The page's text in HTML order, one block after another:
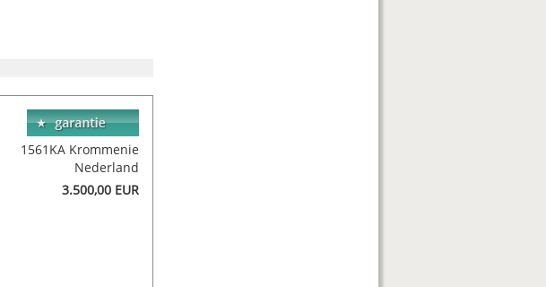
1561KA Krommenie
Nederland
3.500,00 EUR